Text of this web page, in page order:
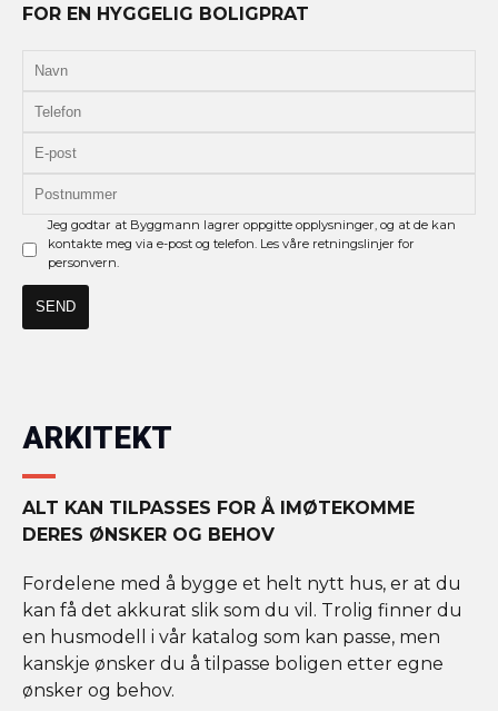
FOR EN HYGGELIG BOLIGPRAT
Jeg godtar at Byggmann lagrer oppgitte opplysninger, og at de kan
kontakte meg via e-post og telefon. Les våre retningslinjer for
personvern.
ARKITEKT
ALT KAN TILPASSES FOR Å IMØTEKOMME
DERES ØNSKER OG BEHOV
Fordelene med å bygge et helt nytt hus, er at du
kan få det akkurat slik som du vil. Trolig finner du
en husmodell i vår katalog som kan passe, men
kanskje ønsker du å tilpasse boligen etter egne
ønsker og behov.